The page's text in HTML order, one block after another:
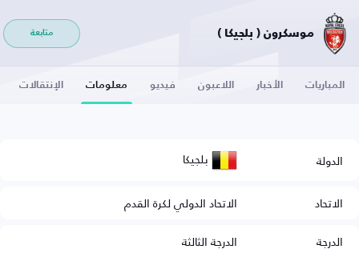
موسكرون ( بلجيكا ) متابعة
المباريات الأخبار اللاعبون فيديو معلومات الإنتقالات
الدولة بلجيكا
الاتحاد
الاتحاد الدولي لكرة القدم
الدرجة
الدرجة الثالثة